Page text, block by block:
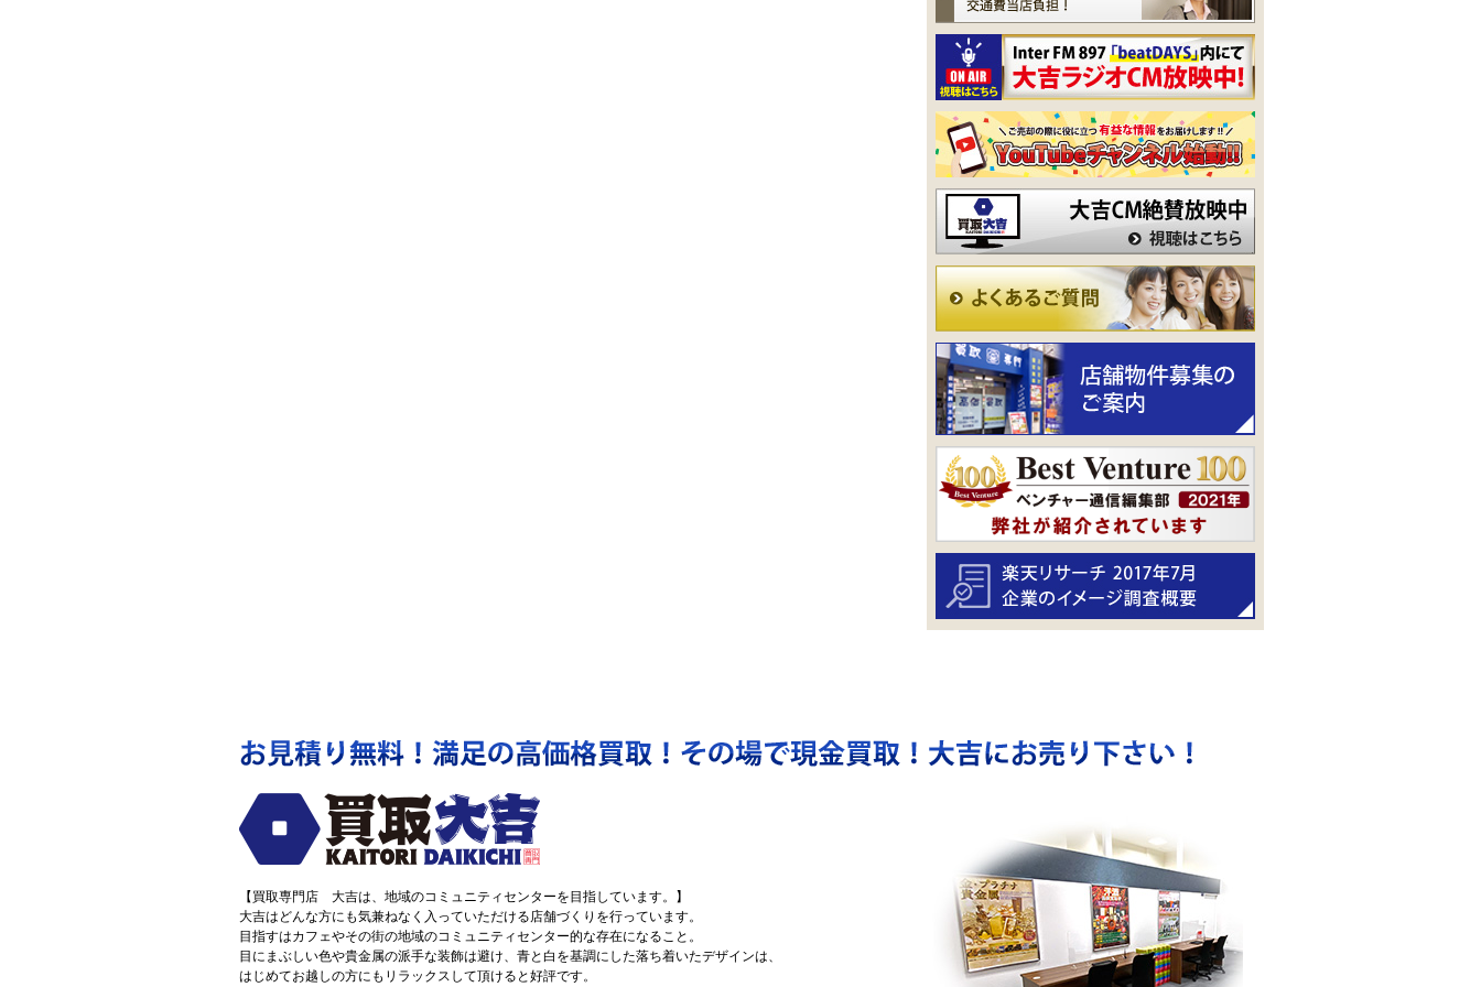
【買取専門店 大吉は、地域のコミュニティセンターを目指しています。】
大吉はどんな方にも気兼ねなく入っていただける店舗づくりを行っています。
目指すはカフェやその街の地域のコミュニティセンター的な存在になること。
目にまぶしい色や貴金属の派手な装飾は避け、青と白を基調にした落ち着いたデザインは、
はじめてお越しの方にもリラックスして頂けると好評です。